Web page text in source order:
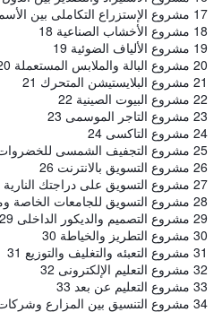
17 مشروع الإستزراع التكاملى بين الأسماك والبط 17
18 مشروع الأخشاب الصناعية 18
19 مشروع الألياف الضوئية 19
20 مشروع البالة والملابس المستعملة 20
21 مشروع البلايستيشن المتحرك 21
22 مشروع البيوت الصينية 22
23 مشروع التاجر الموسمى 23
24 مشروع التاكسى 24
25 مشروع التجفيف الشمسى للخضروات و الفاكهه 25
26 مشروع التسويق بالانترنت 26
27 مشروع التسويق على دراجتك النارية (الموتسيكل) 27
28 مشروع التسويق للجامعات الخاصة ومعاهد اللغة والكمبيوتر 28
29 مشروع التصميم والديكور الداخلى 29
30 مشروع التطريز والخياطة 30
31 مشروع التعبئه والتغليف والتوزيع 31
32 مشروع التعليم الإلكترونى 32
33 مشروع التعليم عن بعد 33
34 مشروع التنسيق بين المزارع وشركات التوزيع الزراعى 34